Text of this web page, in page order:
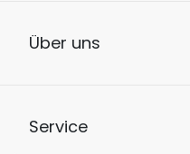
Über uns
Service